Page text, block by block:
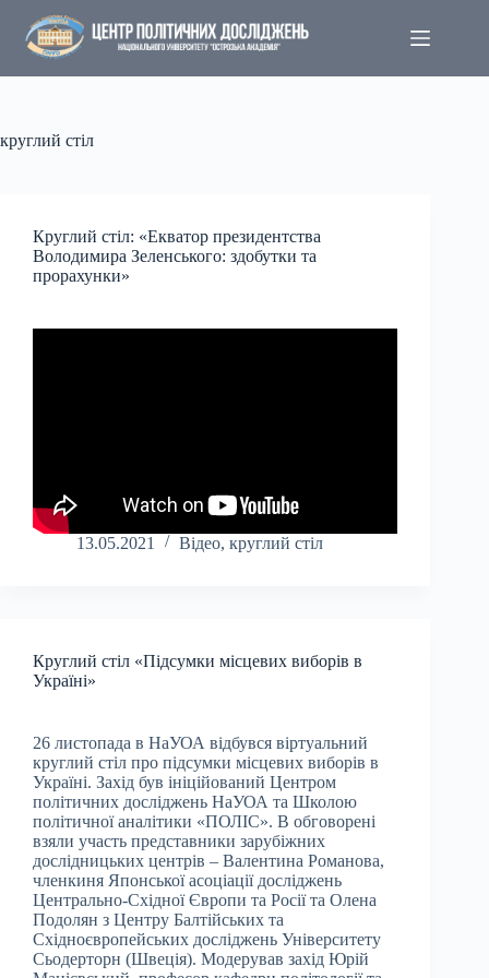
вмісту
круглий стіл
Круглий стіл: «Екватор президентства
Володимира Зеленського: здобутки та
прорахунки»
13.05.2021 Відео, круглий стіл
Круглий стіл «Підсумки місцевих виборів в
Україні»
26 листопада в НаУОА відбувся віртуальний
круглий стіл про підсумки місцевих виборів в
Україні. Захід був ініційований Центром
політичних досліджень НаУОА та Школою
політичної аналітики «ПОЛІС». В обговорені
взяли участь представники зарубіжних
дослідницьких центрів – Валентина Романова,
членкиня Японської асоціації досліджень
Центрально-Східної Європи та Росії та Олена
Подолян з Центру Балтійських та
Східноєвропейських досліджень Університету
Сьодерторн (Швеція). Модерував захід Юрій